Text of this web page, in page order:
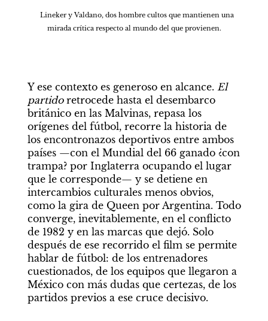
mirada crítica respecto al mundo del que provienen.
Y ese contexto es generoso en alcance. El
partido retrocede hasta el desembarco
británico en las Malvinas, repasa los
orígenes del fútbol, recorre la historia de
los encontronazos deportivos entre ambos
países —con el Mundial del 66 ganado ¿con
trampa? por Inglaterra ocupando el lugar
que le corresponde— y se detiene en
intercambios culturales menos obvios,
como la gira de Queen por Argentina. Todo
converge, inevitablemente, en el conflicto
de 1982 y en las marcas que dejó. Solo
después de ese recorrido el film se permite
hablar de fútbol: de los entrenadores
cuestionados, de los equipos que llegaron a
México con más dudas que certezas, de los
partidos previos a ese cruce decisivo.